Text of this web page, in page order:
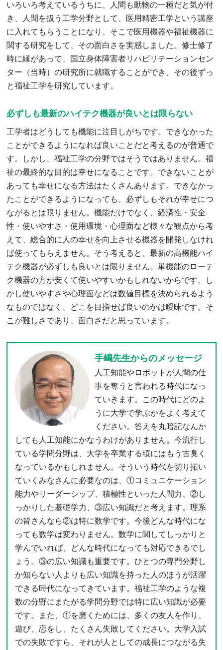
いろいろ考えているうちに、人間も動物の一種だと気が付
き、人間を扱う工学分野として、医用精密工学という講座
に入れてもらうことになり、そこで医用機器や福祉機器に
関する研究をして、その面白さを実感しました。修士修了
時に縁があって、国立身体障害者リハビリテーションセン
ター（当時）の研究所に就職することができ、その後ずっ
と福祉工学を研究しています。
必ずしも最新のハイテク機器が良いとは限らない
工学者はどうしても機能に注目しがちです。できなかった
ことができるようになれば良いことだと考えるのが普通で
す。しかし、福祉工学の分野ではそうではありません。福
祉の最終的な目的は幸せになることです。できないことが
あっても幸せになる方法はたくさんあります。できなかっ
たことができるようになっても、必ずしもそれが幸せにつ
ながるとは限りません。機能だけでなく、経済性・安全
性・使いやすさ・使用環境・心理面など様々な観点から考
えて、総合的に人の幸せを向上させる機器を開発しなけれ
ば使ってもらえません。そう考えると、最新の高機能ハイ
テク機器が必ずしも良いとは限りません。単機能のローテ
ク機器の方が安くて使いやすいかもしれないからです。し
かし使いやすさや心理面などは数値目標を決められるよう
なものではなく、どこを目指せば良いのかは曖昧です。そ
こが難しさであり、面白さだと思っています。
手嶋先生からのメッセージ
人工知能やロボットが人間の仕
事を奪うと言われる時代になっ
ていきます。この時代にどのよ
うに大学で学ぶかをよく考えて
ください。答えを丸暗記なんか
しても人工知能にかなうわけがありません。今流行し
ている学問分野は、大学を卒業する頃にはもう古臭く
なっているかもしれません。そういう時代を切り拓い
ていくみなさんに必要なのは、①コミュニケーション
能力やリーダーシップ、積極性といった人間力、②し
っかりした基礎学力、③広い知識だと考えます。理系
の皆さんなら②は特に数学です。今後どんな時代にな
っても数学は変わりません。数学に関してしっかりと
学んでいれば、どんな時代になっても対応できるでし
ょう。③の広い知識も重要です。ひとつの専門分野し
か知らない人よりも広い知識を持った人のほうが活躍
できる時代になってきています。福祉工学のような複
数の分野にまたがる学問分野では特に広い知識が必要
です。また、①を磨くためには、多くの友人を作り、
遊び、恋をし、たくさん失敗してください。大学入試
での失敗ですら、それが人としての成長につながる失